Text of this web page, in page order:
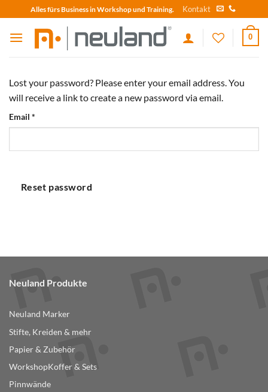
to
content
Alles fürs Business in Workshop und Training. Kontakt
0
Lost your password? Please enter your email address. You
will receive a link to create a new password via email.
Email *
Reset password
Neuland Produkte
Neuland Marker
Stifte, Kreiden & mehr
Papier & Zubehör
WorkshopKoffer & Sets
Pinnwände